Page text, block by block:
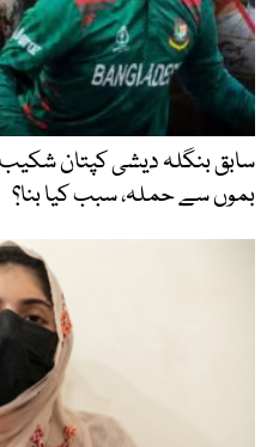
سابق بنگلہ دیشی کپتان شکیب
بموں سے حملہ، سبب کیا بنا؟